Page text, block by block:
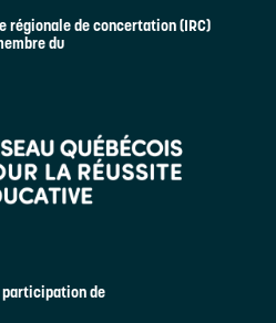
régionale de concertation (IRC)
du
de